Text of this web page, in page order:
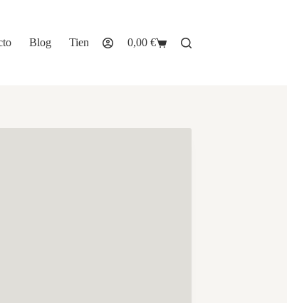
Blog Tienda
Carro
0,00 €